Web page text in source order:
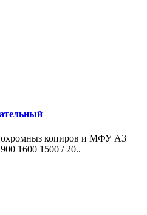
копиров и МФУ A3
1600 1500 / 20..